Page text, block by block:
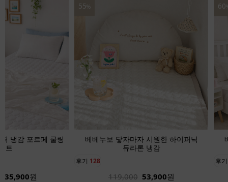
냉감 포르페 쿨링
트
135,900원
55%
베베누보 닿자마자 시원한 하이퍼닉
듀라론 냉감
후기 128
119,000 53,900원
60
후